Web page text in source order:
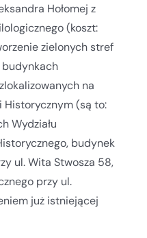
Hołomej z
(koszt:
zielonych stref
na
Historycznym (są to:
Wydziału
budynek
ul. Wita Stwosza 58,
przy ul.
już istniejącej